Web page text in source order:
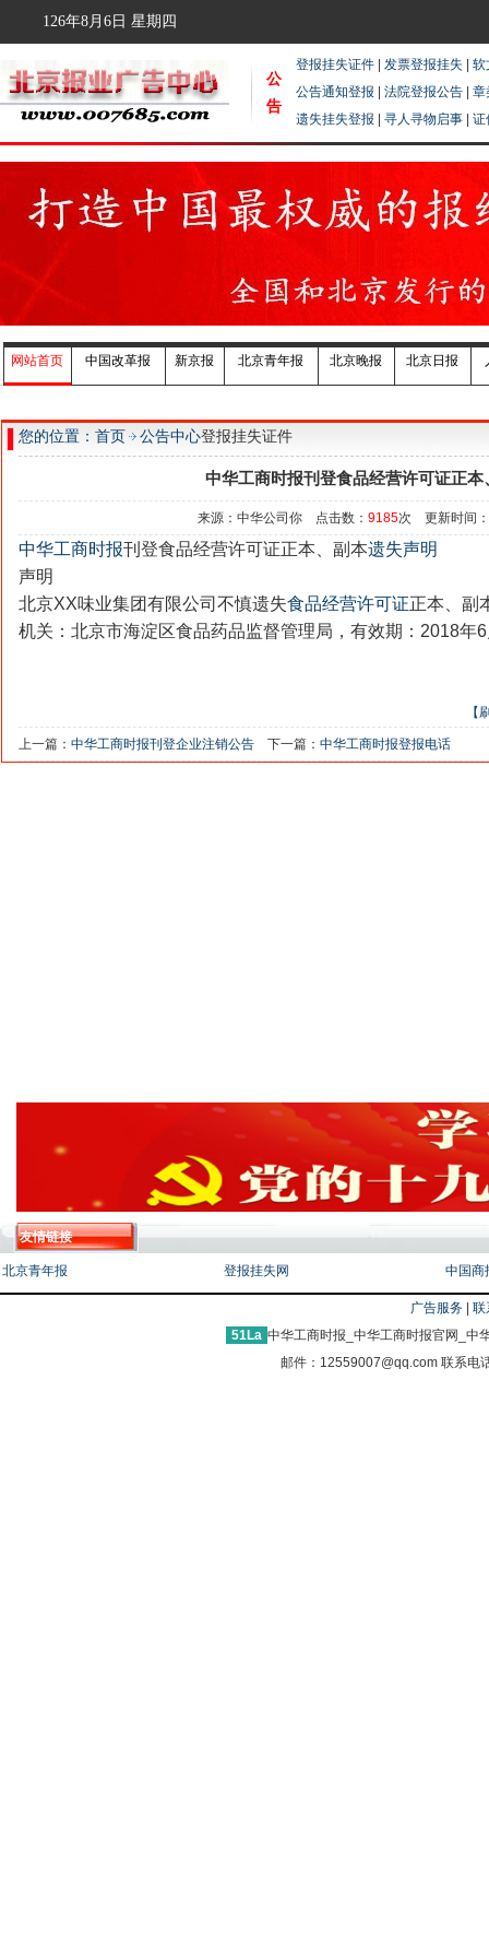
126年8月6日 星期四
公
告
登报挂失证件 发票登报挂失
软
公告通知登报
法院登报公告
章
遗失挂失登报
寻人寻物启事 证
网站首页 中国改革报 新京报 北京青年报 北京晚报 北京日报
您的位置：首页 公告中心登报挂失证件
中华工商时报刊登食品经营许可证正本
来源：中华公司你 点击数： 9185次 更新时间
中华工商时报刊登食品经营许可证正本、副本遗失声明
声明
北京XX味业集团有限公司不慎遗失食品经营许可证正本、副
机关：北京市海淀区食品药品监督管理局，有效期：2018年
【
上一篇： 中华工商时报刊登企业注销公告 下一篇： 中华工商时报登报电话
友情链接
北京青年报 登报挂失网 中国商
广告服务
联
51La 中华工商时报_中华工商时报官网_中
邮件：12559007@qq.com 联系